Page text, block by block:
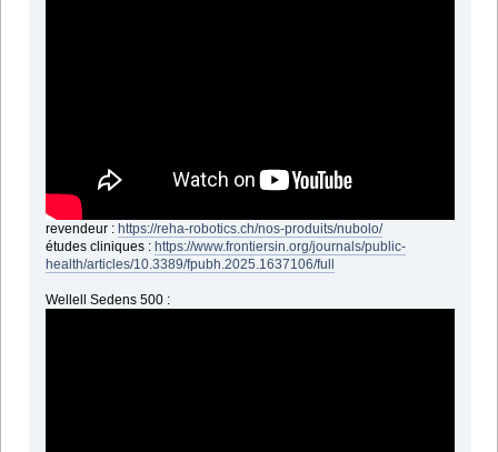
revendeur : https://reha-robotics.ch/nos-produits/nubolo/
études cliniques : https://www.frontiersin.org/journals/public-
health/articles/10.3389/fpubh.2025.1637106/full
Wellell Sedens 500 :